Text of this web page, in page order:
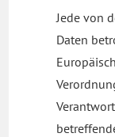
Jede von
Daten